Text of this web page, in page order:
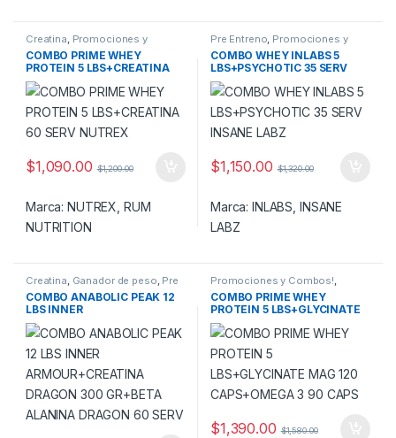
Creatina, Promociones y
Combos!,Proteina
COMBO PRIME WHEY
PROTEIN 5 LBS+CREATINA
60 SERV NUTREX
$1,090.00 $1,200.00
Marca:NUTREX RUM
NUTRITION
Pre Entreno, Promociones y
Combos!,Proteina
COMBO WHEY INLABS 5
LBS+PSYCHOTIC 35 SERV
INSANE LABZ
$1,150.00 $1,320.00
Marca:INLABS INSANE
LABZ
Creatina, Ganador de peso, Pre
Entreno,Promociones y
Combos!
COMBO ANABOLIC PEAK 12
LBS INNER
ARMOUR+CREATINA
DRAGON 300 GR+BETA
ALANINA DRAGON 60 SERV
Promociones y Combos!,
Proteina ,Vitaminas
COMBO PRIME WHEY
PROTEIN 5 LBS+GLYCINATE
MAG 120 CAPS+OMEGA 3 90
CAPS
$1,390.00 $1,580.00